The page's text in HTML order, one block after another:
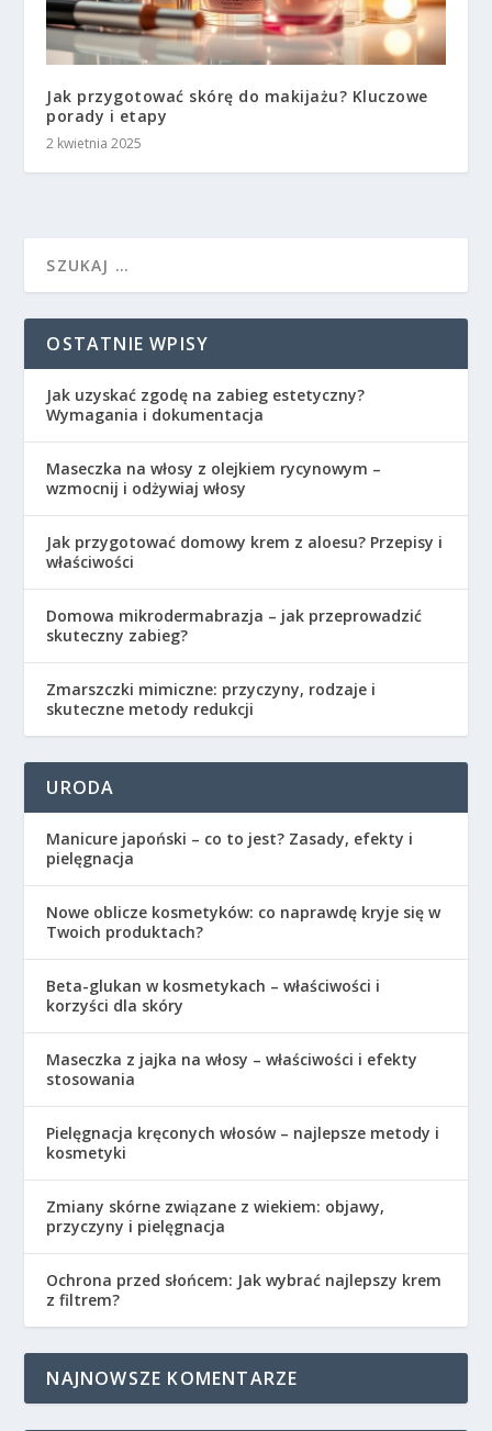
Jak przygotować skórę do makijażu? Kluczowe
porady i etapy
2 kwietnia 2025
OSTATNIE WPISY
Jak uzyskać zgodę na zabieg estetyczny?
Wymagania i dokumentacja
Maseczka na włosy z olejkiem rycynowym –
wzmocnij i odżywiaj włosy
Jak przygotować domowy krem z aloesu? Przepisy i
właściwości
Domowa mikrodermabrazja – jak przeprowadzić
skuteczny zabieg?
Zmarszczki mimiczne: przyczyny, rodzaje i
skuteczne metody redukcji
URODA
Manicure japoński – co to jest? Zasady, efekty i
pielęgnacja
Nowe oblicze kosmetyków: co naprawdę kryje się w
Twoich produktach?
Beta-glukan w kosmetykach – właściwości i
korzyści dla skóry
Maseczka z jajka na włosy – właściwości i efekty
stosowania
Pielęgnacja kręconych włosów – najlepsze metody i
kosmetyki
Zmiany skórne związane z wiekiem: objawy,
przyczyny i pielęgnacja
Ochrona przed słońcem: Jak wybrać najlepszy krem
z filtrem?
NAJNOWSZE KOMENTARZE